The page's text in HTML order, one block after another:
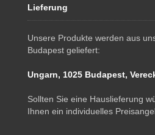
Lieferung
Unsere Produkte werden aus
Budapest geliefert:
Ungarn, 1025 Budapest,
Sollten Sie eine Hauslieferung
Ihnen ein individuelles